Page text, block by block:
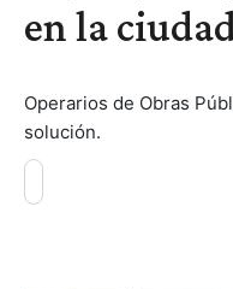
en la
Operarios de Obras
solución.